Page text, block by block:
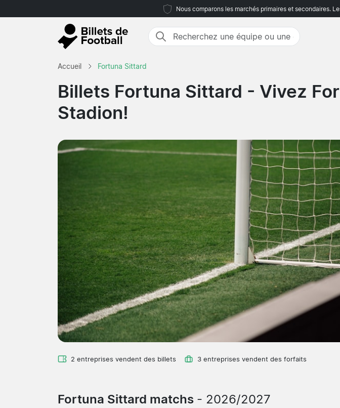
Nous comparons les marchés primaires et secondaires.
Accueil Fortuna Sittard
Billets Fortuna Sittard - Vivez
Stadion!
2 entreprises vendent des billets 3 entreprises vendent des forfaits
Fortuna Sittard matchs - 2026/2027